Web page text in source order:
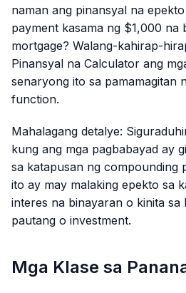
naman ang pinansyal na
payment kasama ng $1,000 na
mortgage? Walang-kahirap-
Pinansyal na Calculator ang
senaryong ito sa pamamagitan
function.
Mahalagang detalye:
kung ang mga pagbabayad ay
sa katapusan ng compounding
ito ay may malaking epekto sa
interes na binayaran o kinita sa
pautang o investment.
Mga Klase sa